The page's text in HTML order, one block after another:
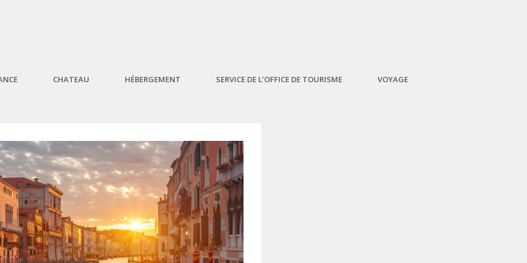
CHATEAU HÉBERGEMENT SERVICE DE L’OFFICE DE TOURISME VOYAGE